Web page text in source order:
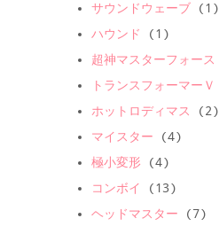
サウンドウェーブ (1)
ハウンド
(1)
超神マスターフォース
トランスフォーマーＶ
ホットロディマス
(2)
マイスター (4)
極小変形 (4)
コンボイ
(13)
ヘッドマスター (7)